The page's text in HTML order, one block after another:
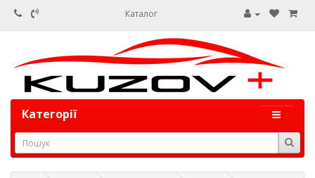
Каталог
Категорії